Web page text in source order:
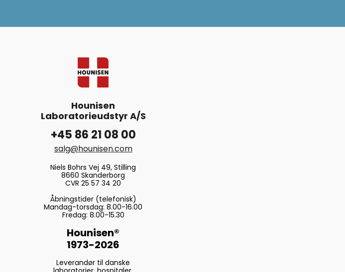
Hounisen
Laboratorieudstyr A/S
+45 86 21 08 00
salg@hounisen.com
Niels Bohrs Vej 49, Stilling
8660 Skanderborg
CVR 25 57 34 20
Åbningstider (telefonisk)
Mandag-torsdag: 8.00-16.00
Fredag: 8.00-15.30
Hounisen®
1973-2026
Leverandør til danske